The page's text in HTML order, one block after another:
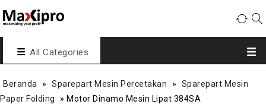
All Categories
Beranda » Sparepart Mesin Percetakan »
Sparepart Mesin
Paper Folding
» Motor Dinamo Mesin Lipat 384SA